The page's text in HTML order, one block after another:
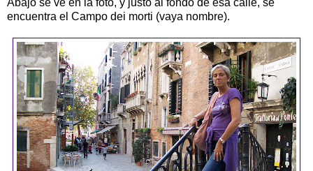
encuentra el Campo dei morti (vaya nombre).